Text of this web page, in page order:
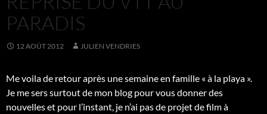
PARADIS
12 AOÛT 2012 JULIEN VENDRIES
Me voila de retour après une semaine en famille « à la playa ».
Je me sers surtout de mon blog pour vous donner des
nouvelles et pour l’instant, je n’ai pas de projet de film à